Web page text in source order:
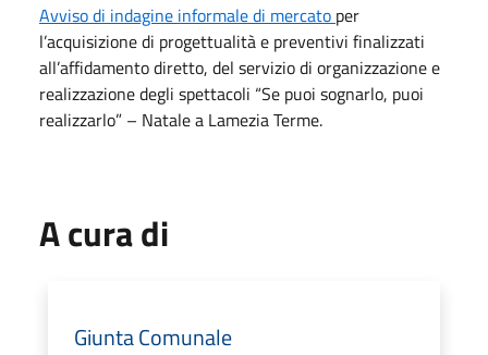
Avviso di indagine informale di mercato per
l’acquisizione di progettualità e preventivi finalizzati
all’affidamento diretto, del servizio di organizzazione e
realizzazione degli spettacoli “Se puoi sognarlo, puoi
realizzarlo” – Natale a Lamezia Terme.
A cura di
Giunta Comunale